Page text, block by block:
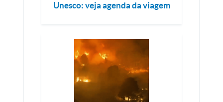
Unesco: veja agenda da viagem